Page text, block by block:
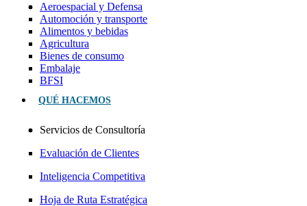
Aeroespacial y Defensa
Automoción y transporte
Alimentos y bebidas
Agricultura
Bienes de consumo
Embalaje
BFSI
QUÉ HACEMOS
Servicios de Consultoría
Evaluación de Clientes
Inteligencia Competitiva
Hoja de Ruta Estratégica